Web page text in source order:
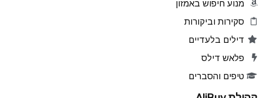
מנוע חיפוש באמזון
סקירות וביקורות
דילים בלעדיים
פלאש דילס
טיפים והסברים